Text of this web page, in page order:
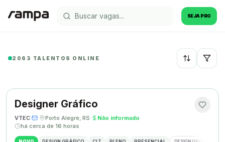
SEJA PRO
2063 TALENTOS ONLINE Recentes
Designer Gráfico
VTEC· · Porto Alegre, RS· Não informado·
há cerca de 16 horas